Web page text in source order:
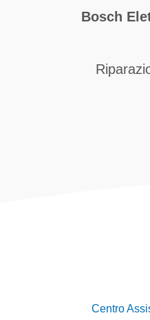
Bosch
Centro